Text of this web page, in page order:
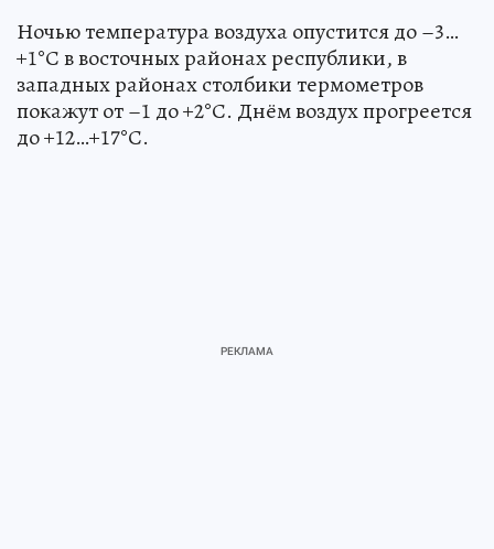
Ночью температура воздуха опустится до –3…
+1°С в восточных районах республики, в
западных районах столбики термометров
покажут от –1 до +2°С. Днём воздух прогреется
до +12…+17°С.